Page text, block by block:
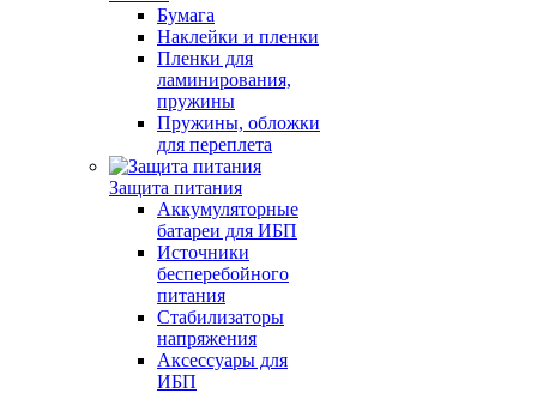
Бумага
Наклейки и пленки
Пленки для
ламинирования,
пружины
Пружины, обложки
для переплета
Защита питания
Аккумуляторные
батареи для ИБП
Источники
бесперебойного
питания
Стабилизаторы
напряжения
Аксессуары для
ИБП